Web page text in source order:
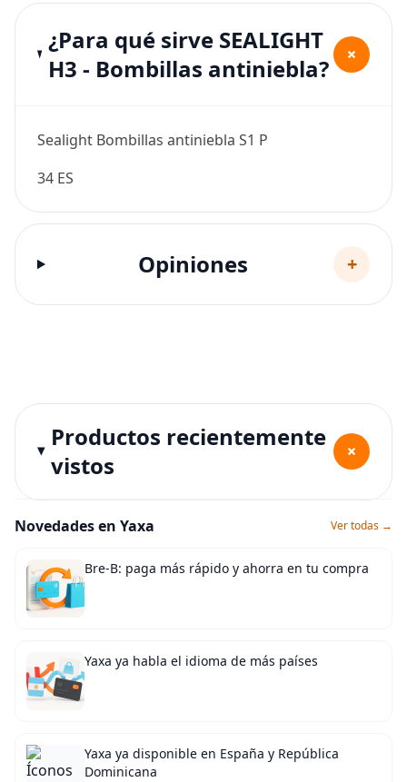
¿Para qué sirve SEALIGHT
H3 - Bombillas antiniebla?
+
Sealight Bombillas antiniebla S1 P
34 ES
Opiniones +
Productos recientemente
vistos
+
Novedades en Yaxa Ver todas →
Bre-B: paga más rápido y ahorra en tu compra
Yaxa ya habla el idioma de más países
Yaxa ya disponible en España y República
Dominicana